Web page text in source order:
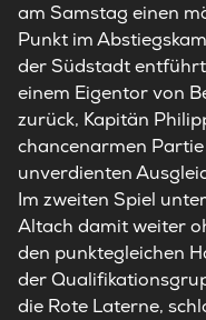
am Samstag einen
Punkt im
der Südstadt
einem Eigentor von
zurück, Kapitän
chancenarmen
unverdienten
Im zweiten Spiel
Altach damit weiter
den punktegleichen
der
die Rote Laterne,